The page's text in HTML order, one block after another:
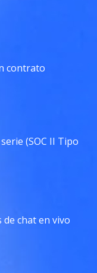
contrato
(SOC II Tipo
chat en vivo